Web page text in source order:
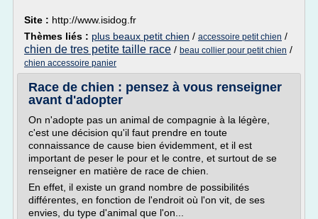
Site : http://www.isidog.fr
Thèmes liés : plus beaux petit chien / accessoire petit chien /
chien de tres petite taille race / beau collier pour petit chien /
chien accessoire panier
Race de chien : pensez à vous renseigner
avant d'adopter
On n'adopte pas un animal de compagnie à la légère,
c'est une décision qu'il faut prendre en toute
connaissance de cause bien évidemment, et il est
important de peser le pour et le contre, et surtout de se
renseigner en matière de race de chien.
En effet, il existe un grand nombre de possibilités
différentes, en fonction de l'endroit où l'on vit, de ses
envies, du type d'animal que l'on...